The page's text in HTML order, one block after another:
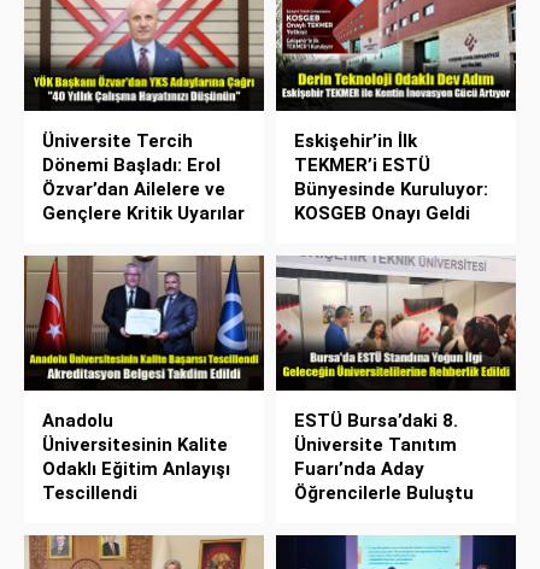
Üniversite Tercih
Dönemi Başladı: Erol
Özvar’dan Ailelere ve
Gençlere Kritik Uyarılar
Eskişehir’in İlk
TEKMER’i ESTÜ
Bünyesinde Kuruluyor:
KOSGEB Onayı Geldi
Anadolu
Üniversitesinin Kalite
Odaklı Eğitim Anlayışı
Tescillendi
ESTÜ Bursa’daki 8.
Üniversite Tanıtım
Fuarı’nda Aday
Öğrencilerle Buluştu